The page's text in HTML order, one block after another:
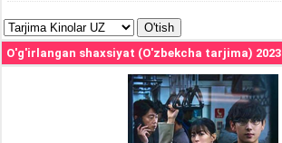
O'g'irlangan shaxsiyat (O'zbekcha tarjima) 2023